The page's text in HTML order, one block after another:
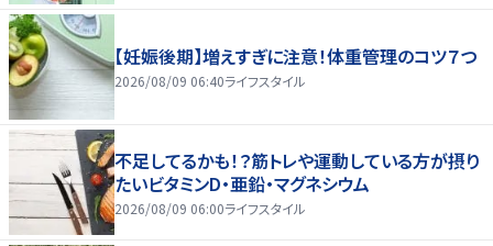
【妊娠後期】増えすぎに注意！体重管理のコツ７つ
2026/08/09 06:40ライフスタイル
不足してるかも！？筋トレや運動している方が摂り
たいビタミンD・亜鉛・マグネシウム
2026/08/09 06:00ライフスタイル